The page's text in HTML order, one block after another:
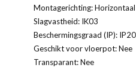
Montagerichting:
Slagvastheid: IK03
Beschermingsgraad (IP): IP20
Geschikt voor vloerpot: Nee
Transparant: Nee